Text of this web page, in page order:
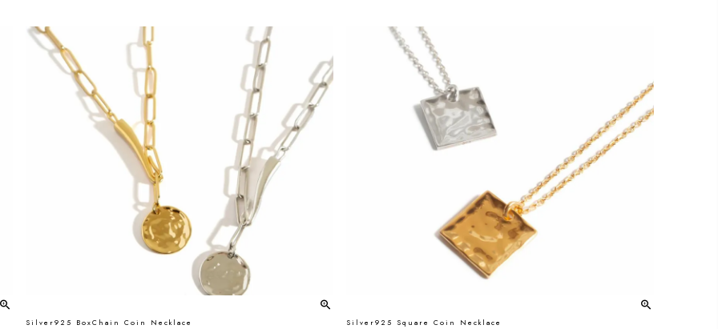
Silver925 BoxChain Coin Necklace Silver925 Square Coin Necklace